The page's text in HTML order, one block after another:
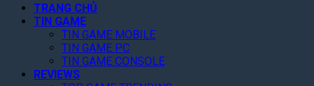
TRANG CHỦ
TIN GAME
TIN GAME MOBILE
TIN GAME PC
TIN GAME CONSOLE
REVIEWS